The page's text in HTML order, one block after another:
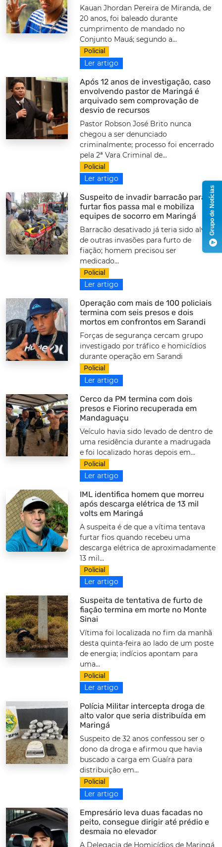
Kauan Jhordan Pereira de Miranda, de
20 anos, foi baleado durante
cumprimento de mandado no
Conjunto Mauá; segundo a...
Policial
Ler artigo
Após 12 anos de investigação, caso
envolvendo pastor de Maringá é
arquivado sem comprovação de
desvio de recursos
Pastor Robson José Brito nunca
chegou a ser denunciado
criminalmente; processo foi encerrado
pela 2ª Vara Criminal de...
Policial
Ler artigo
Suspeito de invadir barracão para
furtar fios passa mal e mobiliza
equipes de socorro em Maringá
Barracão desativado já teria sido alvo
de outras invasões para furto de
fiação; homem precisou ser
medicado...
Policial
Ler artigo
Operação com mais de 100 policiais
termina com seis presos e dois
mortos em confrontos em Sarandi
Forças de segurança cercam grupo
investigado por tráfico e homicídios
durante operação em Sarandi
Policial
Ler artigo
Cerco da PM termina com dois
presos e Fiorino recuperada em
Mandaguaçu
Veículo havia sido levado de dentro de
uma residência durante a madrugada
e foi localizado horas depois em...
Policial
Ler artigo
IML identifica homem que morreu
após descarga elétrica de 13 mil
volts em Maringá
A suspeita é de que a vítima tentava
furtar fios quando recebeu uma
descarga elétrica de aproximadamente
13 mil...
Policial
Ler artigo
Suspeita de tentativa de furto de
fiação termina em morte no Monte
Sinai
Vítima foi localizada no fim da manhã
desta quinta-feira ao lado de um poste
de energia; indícios apontam para
uma...
Policial
Ler artigo
Polícia Militar intercepta droga de
alto valor que seria distribuída em
Maringá
Suspeito de 32 anos confessou ser o
dono da droga e afirmou que havia
buscado a carga em Guaíra para
distribuição em...
Policial
Ler artigo
Empresário leva duas facadas no
peito, consegue dirigir até prédio e
desmaia no elevador
A Delegacia de Homicídios de Maringá
Grupo de Notícias